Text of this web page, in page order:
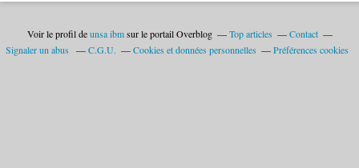
Voir le profil deunsa ibmsur le portail Overblog Top articles
Contact
Signaler un abus
C.G.U. Cookies et données personnelles Préférences cookies